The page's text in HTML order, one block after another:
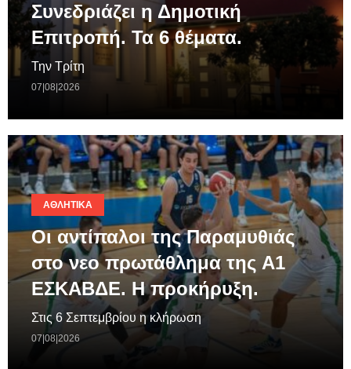
Συνεδριάζει η Δημοτική
Επιτροπή. Τα 6 θέματα.
Την Τρίτη
07|08|2026
ΑΘΛΗΤΙΚΆ
Οι αντίπαλοι της Παραμυθιάς
στο νεο πρωτάθλημα της A1
ΕΣΚΑΒΔΕ. Η προκήρυξη.
Στις 6 Σεπτεμβρίου η κλήρωση
07|08|2026